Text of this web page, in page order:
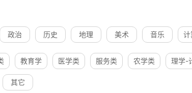
政治 历史 地理 美术 音乐 计
教育学 医学类 服务类 农学类 理学-
其它